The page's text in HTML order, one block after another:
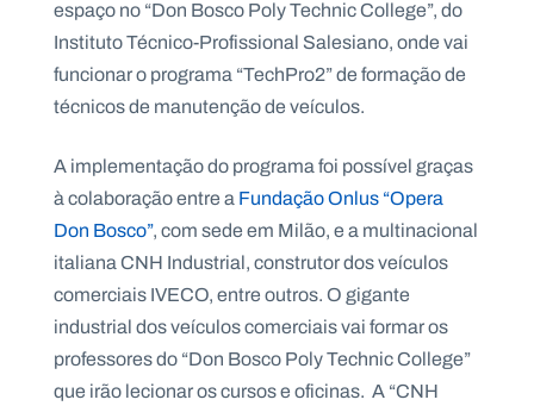
espaço no “Don Bosco Poly Technic College”, do
Instituto Técnico-Profissional Salesiano, onde vai
funcionar o programa “TechPro2” de formação de
técnicos de manutenção de veículos.
A implementação do programa foi possível graças
à colaboração entre aFundação Onlus “Opera
Don Bosco”, com sede em Milão, e a multinacional
italiana CNH Industrial, construtor dos veículos
comerciais IVECO, entre outros. O gigante
industrial dos veículos comerciais vai formar os
professores do “Don Bosco Poly Technic College”
que irão lecionar os cursos e oficinas. A “CNH
i
a
n
o
p
t
A
g
n
d
a
C
o
t
a
c
t